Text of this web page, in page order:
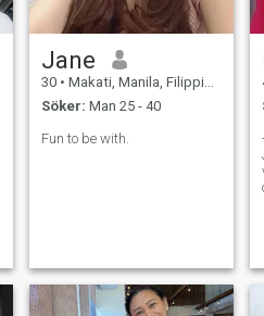
Jane
30 • Makati, Manila, Filippinerna
Söker: Man 25 - 40
Fun to be with.